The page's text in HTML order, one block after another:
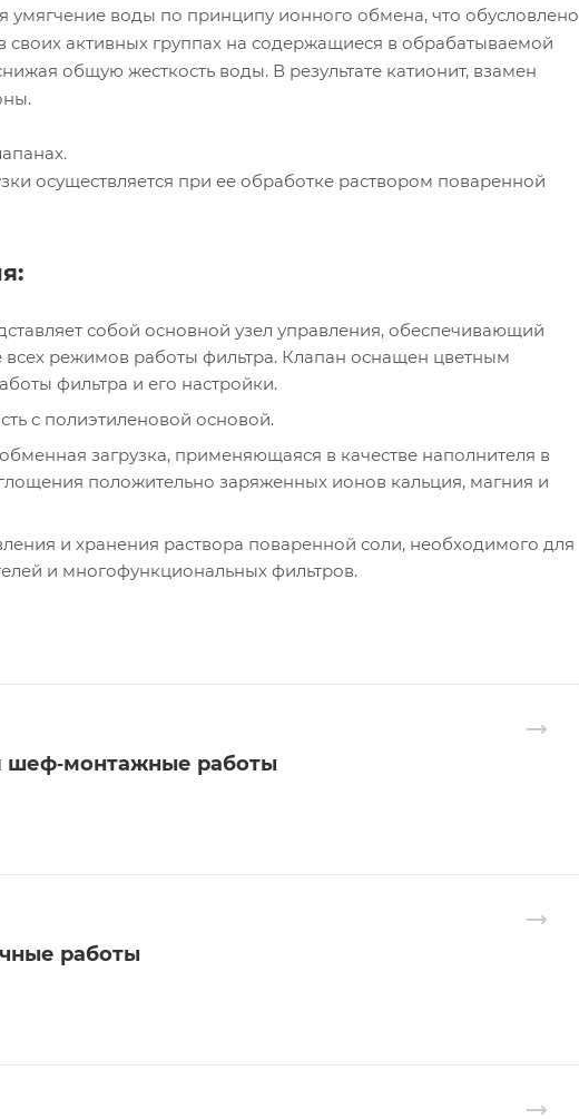
воды по принципу ионного обмена, что обусловлено
своих активных группах на содержащиеся в обрабатываемой
общую жесткость воды. В результате катионит, взамен
осуществляется при ее обработке раствором поваренной
собой основной узел управления, обеспечивающий
режимов работы фильтра. Клапан оснащен цветным
фильтра и его настройки.
с полиэтиленовой основой.
загрузка, применяющаяся в качестве наполнителя в
положительно заряженных ионов кальция, магния и
и хранения раствора поваренной соли, необходимого для
и многофункциональных фильтров.
работы
работы